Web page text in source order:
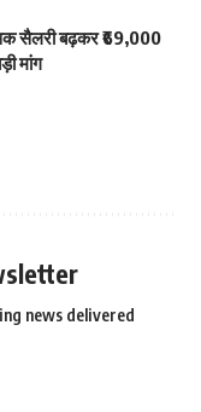
सैलरी बढ़कर ₹69,000
मांग
news delivered